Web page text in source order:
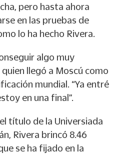
pero hasta ahora
en las pruebas de
lo ha hecho Rivera.
algo muy
llegó a Moscú como
mundial. “Ya entré
en una final”.
título de la Universiada
Rivera brincó 8.46
se ha fijado en la